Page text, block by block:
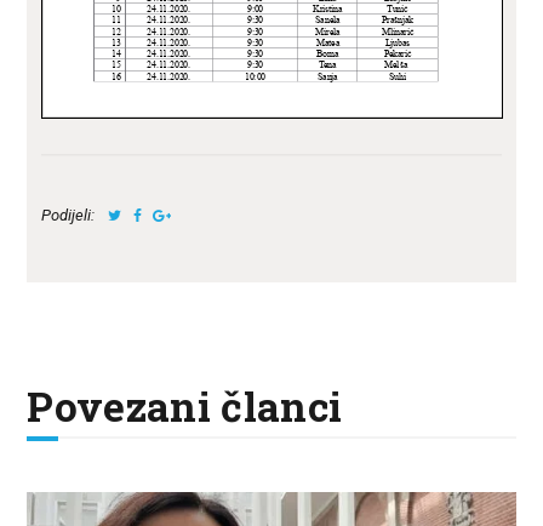
Podijeli:
Povezani članci